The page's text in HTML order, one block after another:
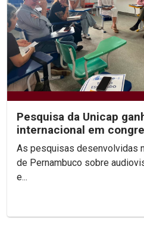
Pesquisa da Unicap
internacional em
México
As pesquisas desenvolvidas
de Pernambuco sobre
e...